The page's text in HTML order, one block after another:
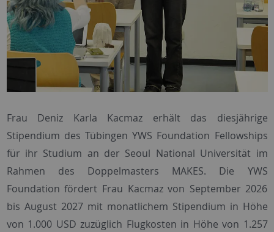
Frau Deniz Karla Kacmaz erhält das diesjährige
Stipendium des Tübingen YWS Foundation Fellowships
für ihr Studium an der Seoul National Universität im
Rahmen des Doppelmasters MAKES. Die YWS
Foundation fördert Frau Kacmaz von September 2026
bis August 2027 mit monatlichem Stipendium in Höhe
von 1.000 USD zuzüglich Flugkosten in Höhe von 1.257